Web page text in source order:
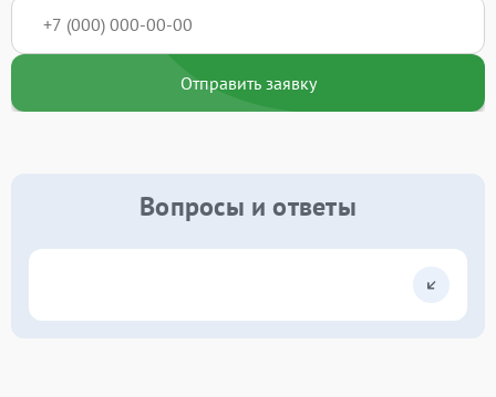
Отправить заявку
Вопросы и ответы